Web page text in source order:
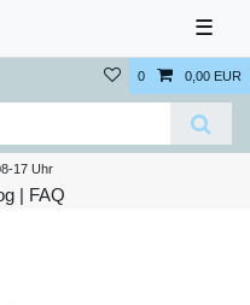
☰
0 0,00 EUR
17 Uhr
| FAQ